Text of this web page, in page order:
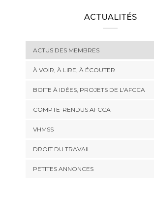
ACTUALITÉS
ACTUS DES MEMBRES
À VOIR, À LIRE, À ÉCOUTER
BOITE À IDÉES, PROJETS DE L'AFCCA
COMPTE-RENDUS AFCCA
VHMSS
DROIT DU TRAVAIL
PETITES ANNONCES